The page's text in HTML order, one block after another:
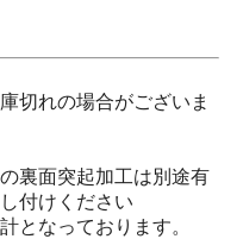
切れの場合がございま
裏面突起加工は別途有
付けください
となっております。